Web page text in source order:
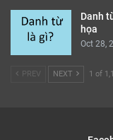
Danh
họa
Oct 28,
PREV NEXT 1 of